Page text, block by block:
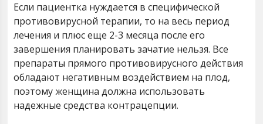
Если пациентка нуждается в специфической
противовирусной терапии, то на весь период
лечения и плюс еще 2-3 месяца после его
завершения планировать зачатие нельзя. Все
препараты прямого противовирусного действия
обладают негативным воздействием на плод,
поэтому женщина должна использовать
надежные средства контрацепции.